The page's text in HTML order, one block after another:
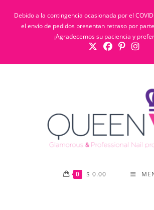
contenido
Debido a la contingencia ocasionada por el
el envío de pedidos presentan retraso por
¡Agradecemos su paciencia y
0 $ 0.00